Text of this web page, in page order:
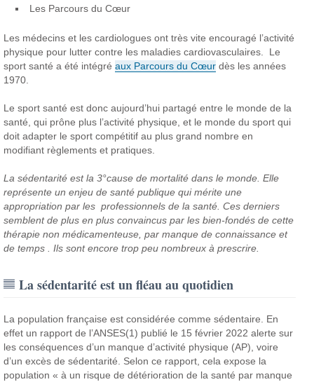
Les Parcours du Cœur
Les médecins et les cardiologues ont très vite encouragé l’activité
physique pour lutter contre les maladies cardiovasculaires. Le
sport santé a été intégréaux Parcours du Cœur dès les années
1970.
Le sport santé est donc aujourd’hui partagé entre le monde de la
santé, qui prône plus l’activité physique, et le monde du sport qui
doit adapter le sport compétitif au plus grand nombre en
modifiant règlements et pratiques.
La sédentarité est la 3°cause de mortalité dans le monde. Elle
représente un enjeu de santé publique qui mérite une
appropriation par les professionnels de la santé. Ces derniers
semblent de plus en plus convaincus par les bien-fondés de cette
thérapie non médicamenteuse, par manque de connaissance et
de temps . Ils sont encore trop peu nombreux à prescrire.
La sédentarité est un fléau au quotidien
La population française est considérée comme sédentaire. En
effet un rapport de l’ANSES(1) publié le 15 février 2022 alerte sur
les conséquences d’un manque d’activité physique (AP), voire
d’un excès de sédentarité. Selon ce rapport, cela expose la
population « à un risque de détérioration de la santé par manque